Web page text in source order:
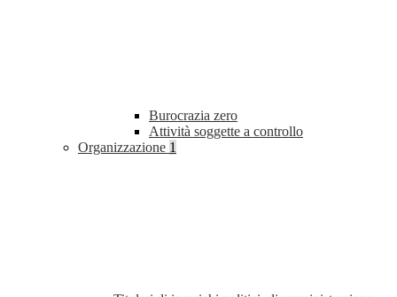
Burocrazia zero
Attività soggette a controllo
Organizzazione 1